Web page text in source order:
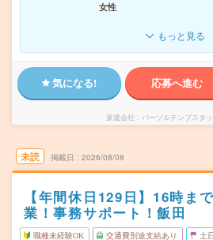
女性
もっと見る
気になる! 応募へ進む
派遣会社 パーソルテンプスタ
未読 掲載日 2026/08/08
【年間休日129日】16時ま
業！事務サポート！飯田
職種未経験OK 交通費別途支給あり 土